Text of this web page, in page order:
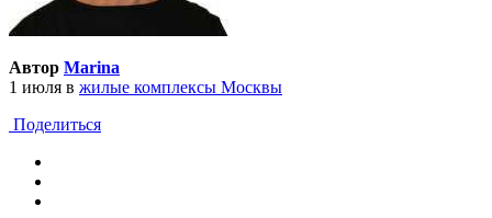
Автор Marina
1 июля в жилые комплексы Москвы
Поделиться